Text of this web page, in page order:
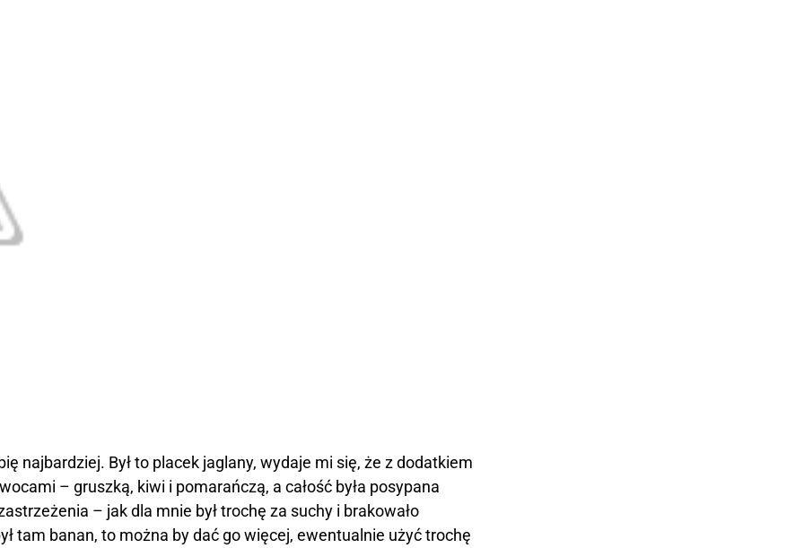
najbardziej. Był to placek jaglany, wydaje mi się, że z dodatkiem
– gruszką, kiwi i pomarańczą, a całość była posypana
– jak dla mnie był trochę za suchy i brakowało
tam banan, to można by dać go więcej, ewentualnie użyć trochę